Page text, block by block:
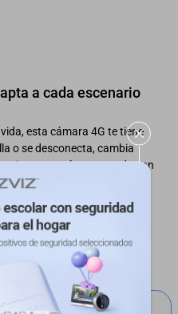
a cada escenario
esta cámara 4G te tiene
o se desconecta, cambia
siempre estés conectado con
real.